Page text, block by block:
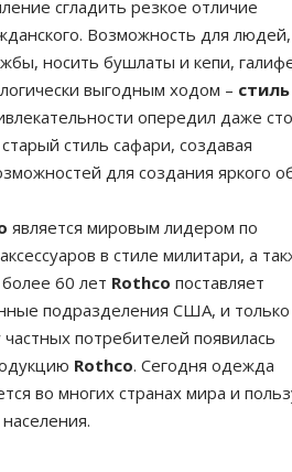
сгладить резкое отличие
Возможность для людей,
носить бушлаты и кепи,
выгодным ходом – стиль
опередил даже
стиль сафари, создавая
для создания яркого
является мировым лидером по
в стиле милитари, а
60 лет Rothco поставляет
подразделения США, и только
потребителей появилась
Rothco. Сегодня одежда
во многих странах мира и